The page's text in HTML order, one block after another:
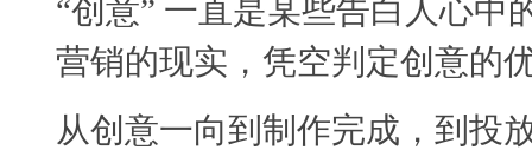
“创意” 一直是某些告白人心中
营销的现实，凭空判定创意的
从创意一向到制作完成，到投